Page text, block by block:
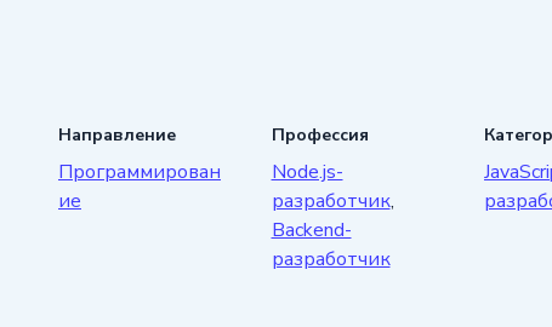
Направление
Программирован
ие
Профессия
Node.js-
разработчик,
Backend-
разработчик